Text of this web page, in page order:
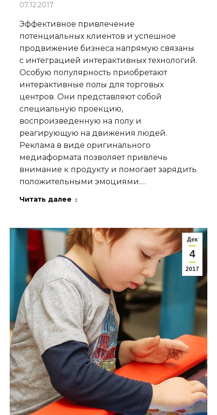
07.12.2017
Эффективное привлечение
потенциальных клиентов и успешное
продвижение бизнеса напрямую связаны
с интеграцией интерактивных технологий.
Особую популярность приобретают
интерактивные полы для торговых
центров. Они представляют собой
специальную проекцию,
воспроизведенную на полу и
реагирующую на движения людей.
Реклама в виде оригинального
медиаформата позволяет привлечь
внимание к продукту и помогает зарядить
положительными эмоциями.…
Читать далее
Дек
4
2017